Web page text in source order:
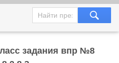
задания впр №8